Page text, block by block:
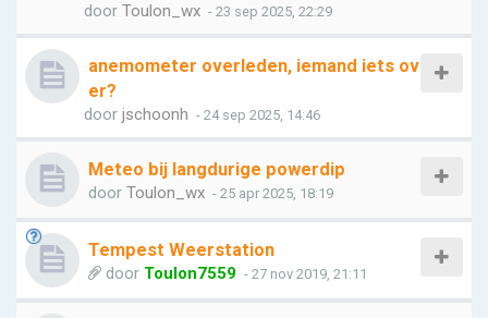
door Toulon_wx - 23 sep 2025, 22:29
anemometer overleden, iemand iets ov
er?
door jschoonh - 24 sep 2025, 14:46
Meteo bij langdurige powerdip
door Toulon_wx - 25 apr 2025, 18:19
Tempest Weerstation
door Toulon7559 - 27 nov 2019, 21:11